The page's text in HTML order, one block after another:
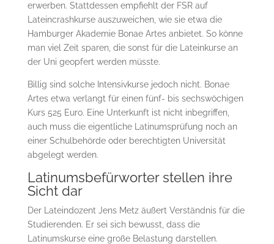
erwerben. Stattdessen empfiehlt der FSR auf
Lateincrashkurse auszuweichen, wie sie etwa die
Hamburger Aka­de­mie Bonae Artes anbietet. So könne
man viel Zeit sparen, die sonst für die Lateinkurse an
der Uni geopfert werden müsste.
Billig sind solche Intensivkurse jedoch nicht. Bonae
Artes etwa verlangt für einen fünf- bis sechswöchigen
Kurs 525 Euro. Eine Unterkunft ist nicht inbegrif­fen,
auch muss die eigentliche Latinumsprüfung noch an
einer Schulbehörde oder be­rech­tig­ten Universität
abgelegt werden.
Latinumsbefürworter stellen ihre
Sicht dar
Der Lateindozent Jens Metz äußert Verständnis für die
Studierenden. Er sei sich bewusst, dass die
Latinumskurse eine große Belastung darstellen.